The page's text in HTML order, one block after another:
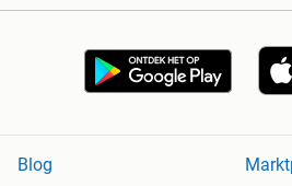
Blog